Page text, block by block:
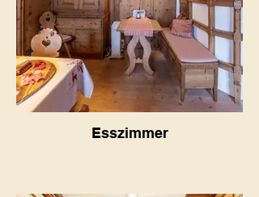
Esszimmer